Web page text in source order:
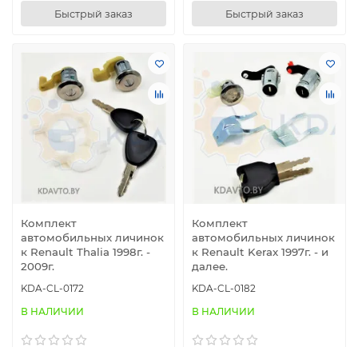
Быстрый заказ Быстрый заказ
Комплект
автомобильных личинок
к Renault Thalia 1998г. -
2009г.
KDA-CL-0172
В НАЛИЧИИ
Комплект
автомобильных личинок
к Renault Kerax 1997г. - и
далее.
KDA-CL-0182
В НАЛИЧИИ